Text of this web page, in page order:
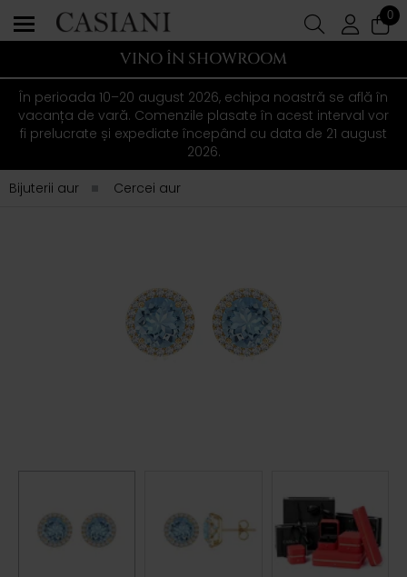
0
VINO ÎN SHOWROOM
În perioada 10–20 august 2026, echipa noastră se află în
vacanța de vară. Comenzile plasate în acest interval vor
fi prelucrate și expediate începând cu data de 21 august
2026.
Bijuterii aur
Cercei aur